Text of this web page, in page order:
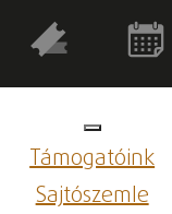
Támogatóink
Sajtószemle